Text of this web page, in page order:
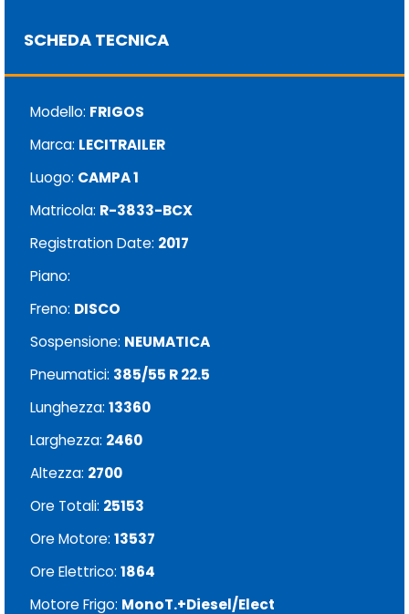
SCHEDA TECNICA
Modello: FRIGOS
Marca: LECITRAILER
Luogo: CAMPA 1
Matricola: R-3833-BCX
Registration Date: 2017
Piano:
Freno: DISCO
Sospensione: NEUMATICA
Pneumatici: 385/55 R 22.5
Lunghezza: 13360
Larghezza: 2460
Altezza: 2700
Ore Totali: 25153
Ore Motore: 13537
Ore Elettrico: 1864
Motore Frigo: MonoT.+Diesel/Elect